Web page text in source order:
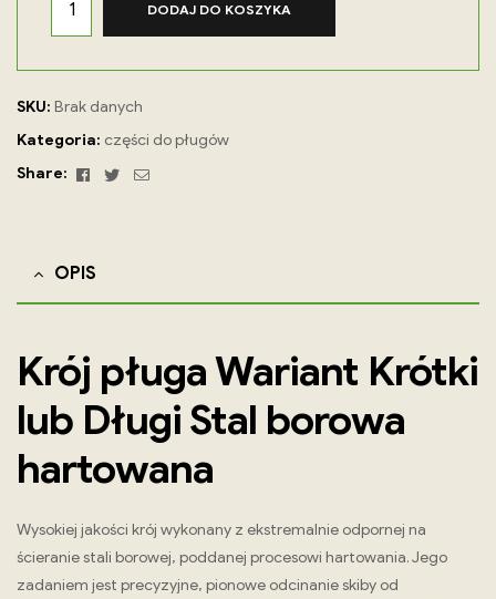
DODAJ DO KOSZYKA
SKU: Brak danych
Kategoria: części do pługów
Share:
Facebook
TwitterEmail
OPIS
Krój pługa Wariant Krótki
lub Długi Stal borowa
hartowana
Wysokiej jakości krój wykonany z ekstremalnie odpornej na
ścieranie stali borowej, poddanej procesowi hartowania. Jego
zadaniem jest precyzyjne, pionowe odcinanie skiby od